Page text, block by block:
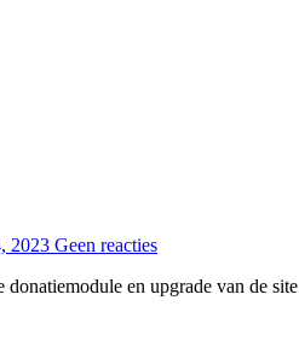
2023 Geen reacties
donatiemodule en upgrade van de